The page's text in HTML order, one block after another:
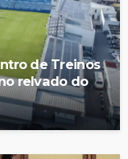
de Treinos
relvado do